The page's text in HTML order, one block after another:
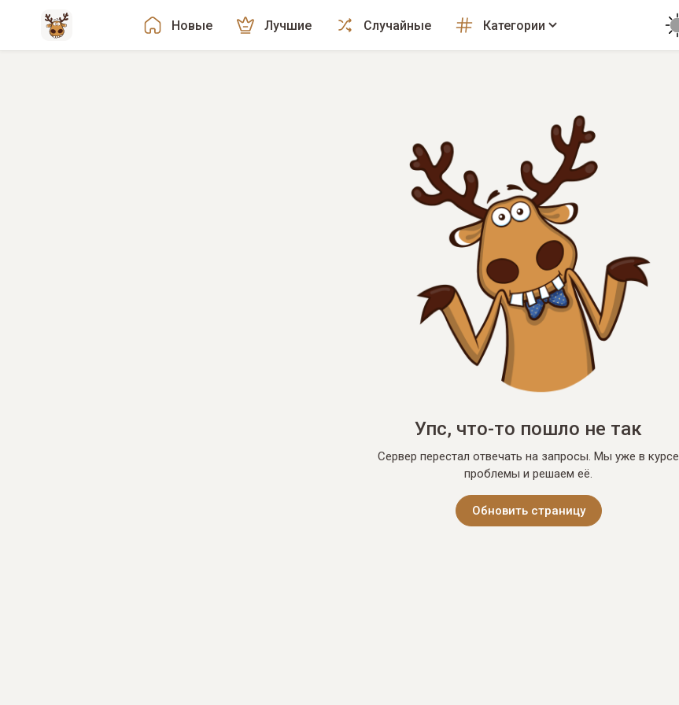
Новые Лучшие Случайные Категории
Упс, что-то пошло не так
Сервер перестал отвечать на запросы. Мы уже в курсе
проблемы и решаем её.
Обновить страницу